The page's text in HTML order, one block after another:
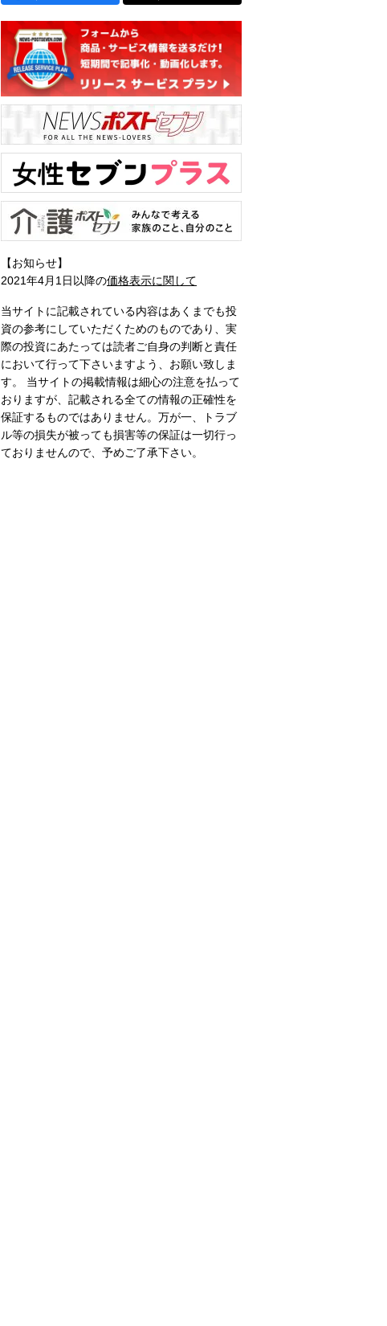
【お知らせ】
2021年4月1日以降の価格表示に関して
当サイトに記載されている内容はあくまでも投
資の参考にしていただくためのものであり、実
際の投資にあたっては読者ご自身の判断と責任
において行って下さいますよう、お願い致しま
す。 当サイトの掲載情報は細心の注意を払って
おりますが、記載される全ての情報の正確性を
保証するものではありません。万が一、トラブ
ル等の損失が被っても損害等の保証は一切行っ
ておりませんので、予めご了承下さい。